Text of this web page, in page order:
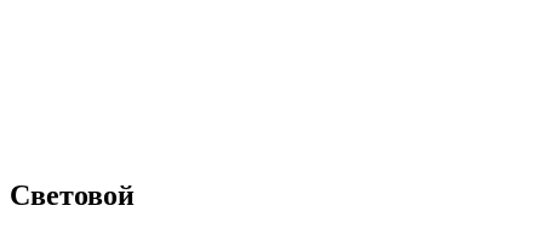
Световой